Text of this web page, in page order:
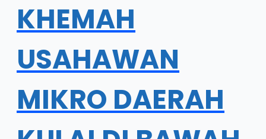
KHEMAH
USAHAWAN
MIKRO DAERAH